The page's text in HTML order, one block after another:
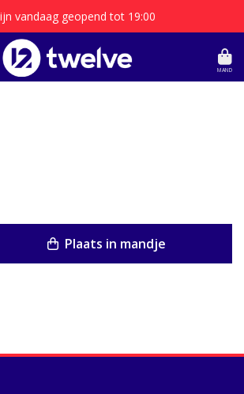
vandaag geopend tot 19:00
MAND
Plaats in mandje